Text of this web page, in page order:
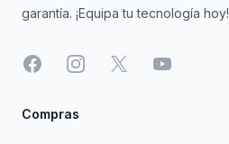
garantía. ¡Equipa tu tecnología hoy!
FacebookInstagram
X YouTube
Compras